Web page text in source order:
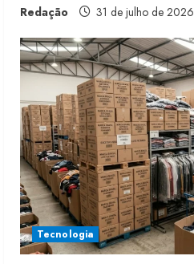
Redação 31 de julho de 2026
Tecnologia